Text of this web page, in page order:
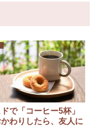
で「コーヒー5杯」
わりしたら、友人に